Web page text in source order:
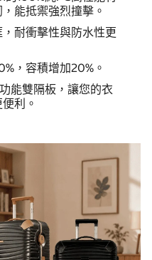
能抵禦強烈撞擊。
耐衝擊性與防水性更
，容積增加20%。
能雙隔板，讓您的衣
利。